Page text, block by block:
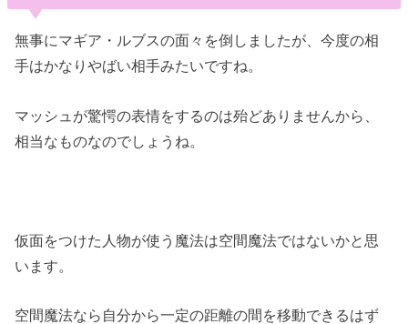
無事にマギア・ルブスの面々を倒しましたが、今度の相
手はかなりやばい相手みたいですね。
マッシュが驚愕の表情をするのは殆どありませんから、
相当なものなのでしょうね。
仮面をつけた人物が使う魔法は空間魔法ではないかと思
います。
空間魔法なら自分から一定の距離の間を移動できるはず